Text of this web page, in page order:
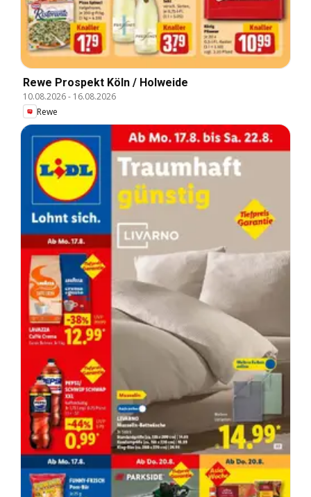
Rewe Prospekt Köln / Holweide
10.08.2026- 16.08.2026
Rewe